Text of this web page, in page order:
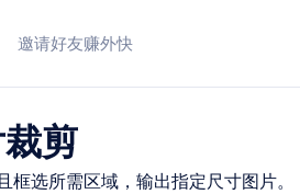
邀请好友赚外快
剪
选所需区域，输出指定尺寸图片。